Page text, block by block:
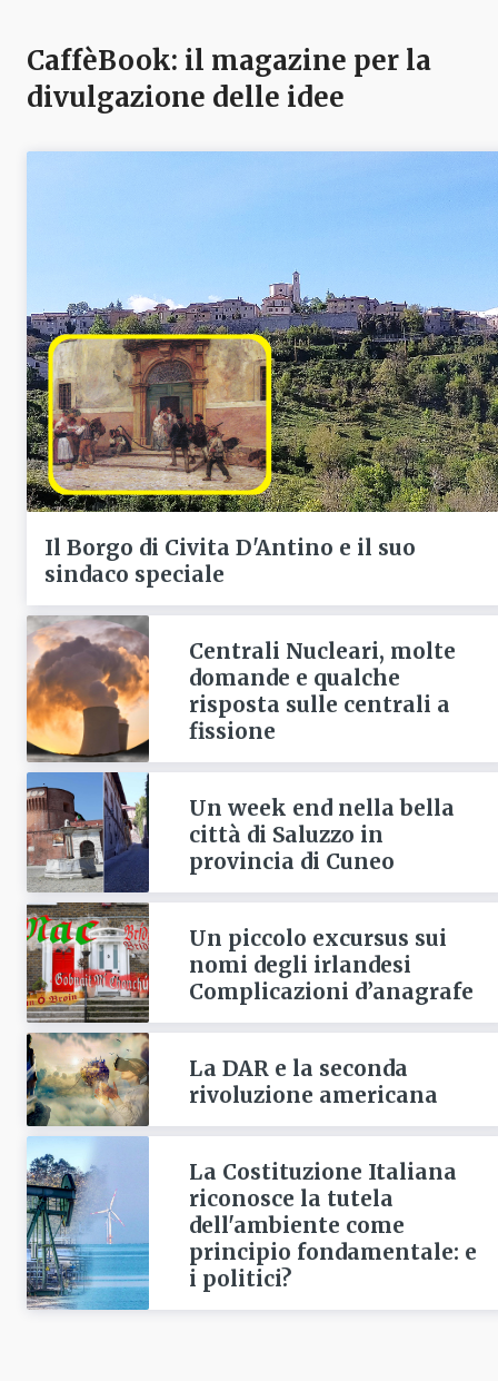
CaffèBook: il magazine per la
divulgazione delle idee
Il Borgo di Civita D'Antino e il suo
sindaco speciale
Centrali Nucleari, molte
domande e qualche
risposta sulle centrali a
fissione
Un week end nella bella
città di Saluzzo in
provincia di Cuneo
Un piccolo excursus sui
nomi degli irlandesi
Complicazioni d’anagrafe
La DAR e la seconda
rivoluzione americana
La Costituzione Italiana
riconosce la tutela
dell'ambiente come
principio fondamentale: e
i politici?